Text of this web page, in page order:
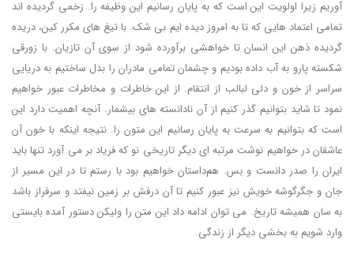
آوریم زیرا اولویت این است که به پایان رسانیم این وظیفه را. زخمی گردیده اند
تمامی اعتماد هایی که تا به امروز دیده ایم بی شک. با تیغ های مکرر کین، دریده
گردیده ذهن این انسان تا خواهشی برآورده شود از سوی آن تازیان. با زورقی
شکسته پارو به آب داده بودیم و چشمان تمامی مادران را بدل ساختیم به دریایی
سراسر از خون و دلی لبالب از انتقام. از این خاطرات و مخاطرات عبور خواهیم
نمود تا شاید بتوانیم گذر کنیم از آن نادانسته های بیشمار. آنچه اهمیت دارد این
است که بتوانیم به سرعت به پایان رسانیم این متون را. نتیجه اینکه با خون آن
عاشقان در خواهیم نوشت مرتبه ای دیگر تاریخی نو که فریاد بر می آورد تنها باید
ایران را صدر دانست و بس. هم‌داستان خواهیم بود با رستم تا در این مسیر از
جان و جگرگوشه خویش نیز عبور کنیم تا آن درفش بر زمین نیفتد و سرفراز باشد
به سان همیشه تاریخ. می توان ادامه داد این متن را ولیکن دستور آمده بایستی
وارد شویم به بخشی دیگر از زندگی.